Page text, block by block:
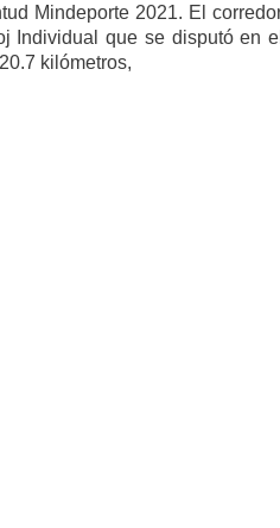
Mindeporte 2021. El
Individual que se disputó en
kilómetros,